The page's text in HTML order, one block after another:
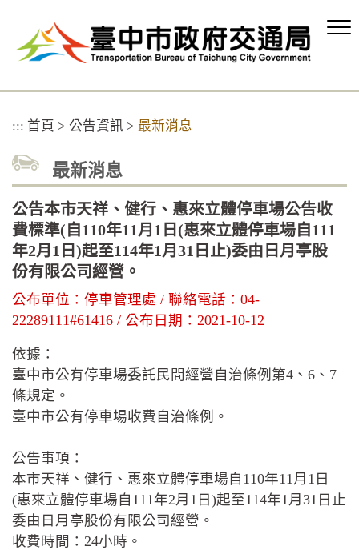
容
::: 首頁 > 公告資訊 > 最新消息
最新消息
公告本市天祥、健行、惠來立體停車場公告收
費標準(自110年11月1日(惠來立體停車場自111
年2月1日)起至114年1月31日止)委由日月亭股
份有限公司經營。
公布單位：停車管理處 / 聯絡電話：04-
22289111#61416 / 公布日期：2021-10-12
依據：
臺中市公有停車場委託民間經營自治條例第4、6、7
條規定。
臺中市公有停車場收費自治條例。
公告事項：
本市天祥、健行、惠來立體停車場自110年11月1日
(惠來立體停車場自111年2月1日)起至114年1月31日止
委由日月亭股份有限公司經營。
收費時間：24小時。